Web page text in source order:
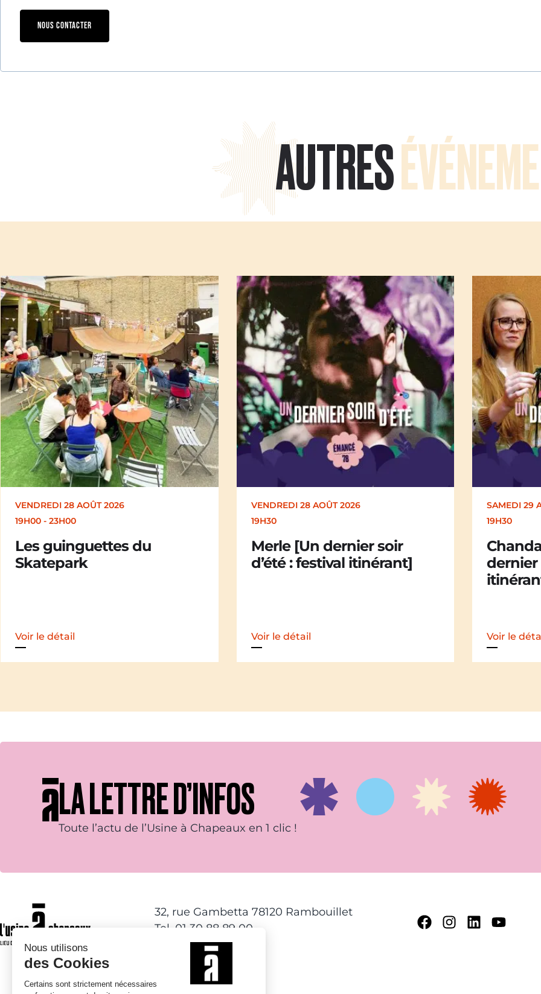
NOUS CONTACTER
AUTRES
VENDREDI 28 AOÛT 2026
19H30
Merle [Un dernier soir
d’été : festival itinérant]
Voir le détail
SAMEDI 29 AOÛT 2026
19H30
Chandail Chandail [Un
dernier soir d’été : festival
Voir le détail
SAMEDI 29
19H30
La
dernier
Voir le
LA LETTRE D’INFOS
Toute l’actu de l’Usine à Chapeaux en 1 clic !
32, rue Gambetta 78120 Rambouillet
Tel. 01 30 88 89 00